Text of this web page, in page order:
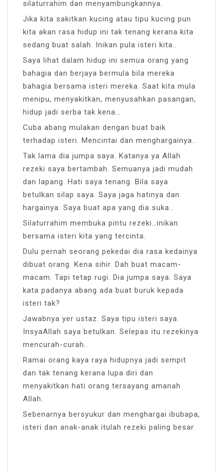
silaturrahim dan menyambungkannya.
Jika kita sakitkan kucing atau tipu kucing pun
kita akan rasa hidup ini tak tenang kerana kita
sedang buat salah. Inikan pula isteri kita..
Saya lihat dalam hidup ini semua orang yang
bahagia dan berjaya bermula bila mereka
bahagia bersama isteri mereka. Saat kita mula
menipu, menyakitkan, menyusahkan pasangan,
hidup jadi serba tak kena…
Cuba abang mulakan dengan buat baik
terhadap isteri. Mencintai dan menghargainya..
Tak lama dia jumpa saya. Katanya ya Allah
rezeki saya bertambah. Semuanya jadi mudah
dan lapang. Hati saya tenang. Bila saya
betulkan silap saya. Saya jaga hatinya dan
hargainya. Saya buat apa yang dia suka..
Silaturrahim membuka pintu rezeki…inikan
bersama isteri kita yang tercinta.
Dulu pernah seorang pekedai dia rasa kedainya
dibuat orang. Kena sihir. Dah buat macam-
macam. Tapi tetap rugi. Dia jumpa saya. Saya
kata padanya abang ada buat buruk kepada
isteri tak?
Jawabnya yer ustaz. Saya tipu isteri saya.
InsyaAllah saya betulkan. Selepas itu rezekinya
mencurah-curah..
Ramai orang kaya raya hidupnya jadi sempit
dan tak tenang kerana lupa diri dan
menyakitkan hati orang tersayang amanah
Allah.
Sebenarnya bersyukur dan menghargai ibubapa,
isteri dan anak-anak itulah rezeki paling besar